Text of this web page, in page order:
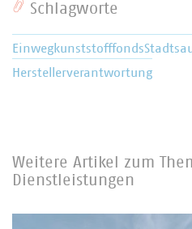
Schlagworte
Einwegkunststofffonds
Herstellerverantwortung
Weitere Artikel zum
Dienstleistungen